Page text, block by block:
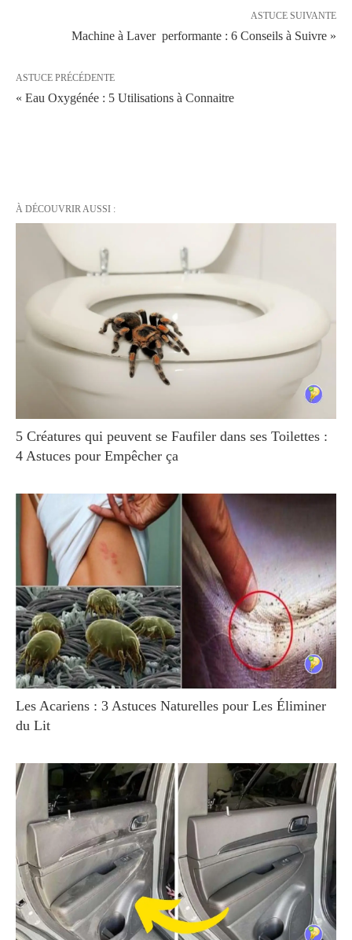
ASTUCE SUIVANTE
Machine à Laver performante : 6 Conseils à Suivre »
ASTUCE PRÉCÉDENTE
« Eau Oxygénée : 5 Utilisations à Connaitre
À DÉCOUVRIR AUSSI :
5 Créatures qui peuvent se Faufiler dans ses Toilettes :
4 Astuces pour Empêcher ça
Les Acariens : 3 Astuces Naturelles pour Les Éliminer
du Lit